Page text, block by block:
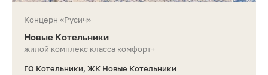
Концерн «Русич»
Новые Котельники
жилой комплекс класса комфорт+
ГО Котельники, ЖК Новые Котельники